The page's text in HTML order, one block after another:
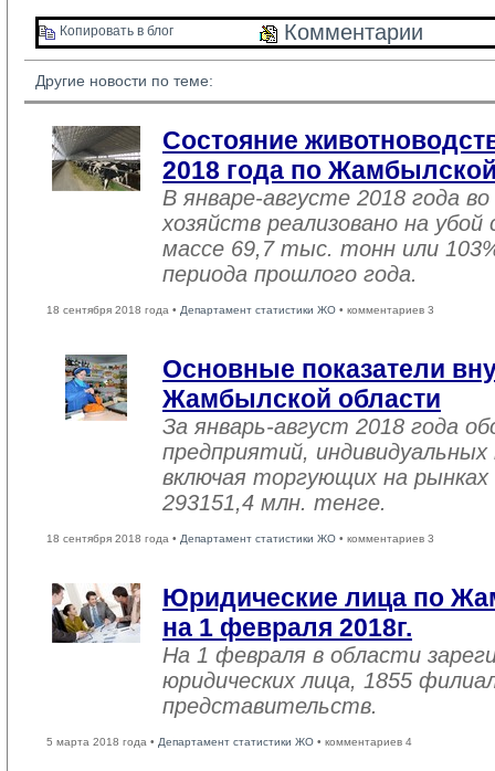
Копировать в блог Комментарии
Другие новости по теме:
Состояние
2018 года по
В январе-августе 2018 года
хозяйств реализовано на
массе 69,7 тыс. тонн или
периода прошлого года.
18 сентября 2018 года • Департамент статистики ЖО • комментариев 3
Основные показатели
Жамбылской области
За январь-август 2018 года
предприятий,
включая торгующих на рынках
293151,4 млн. тенге.
18 сентября 2018 года • Департамент статистики ЖО • комментариев 3
Юридические лица по
на 1 февраля 2018г.
На 1 февраля в области
юридических лица, 1855
представительств.
5 марта 2018 года • Департамент статистики ЖО • комментариев 4